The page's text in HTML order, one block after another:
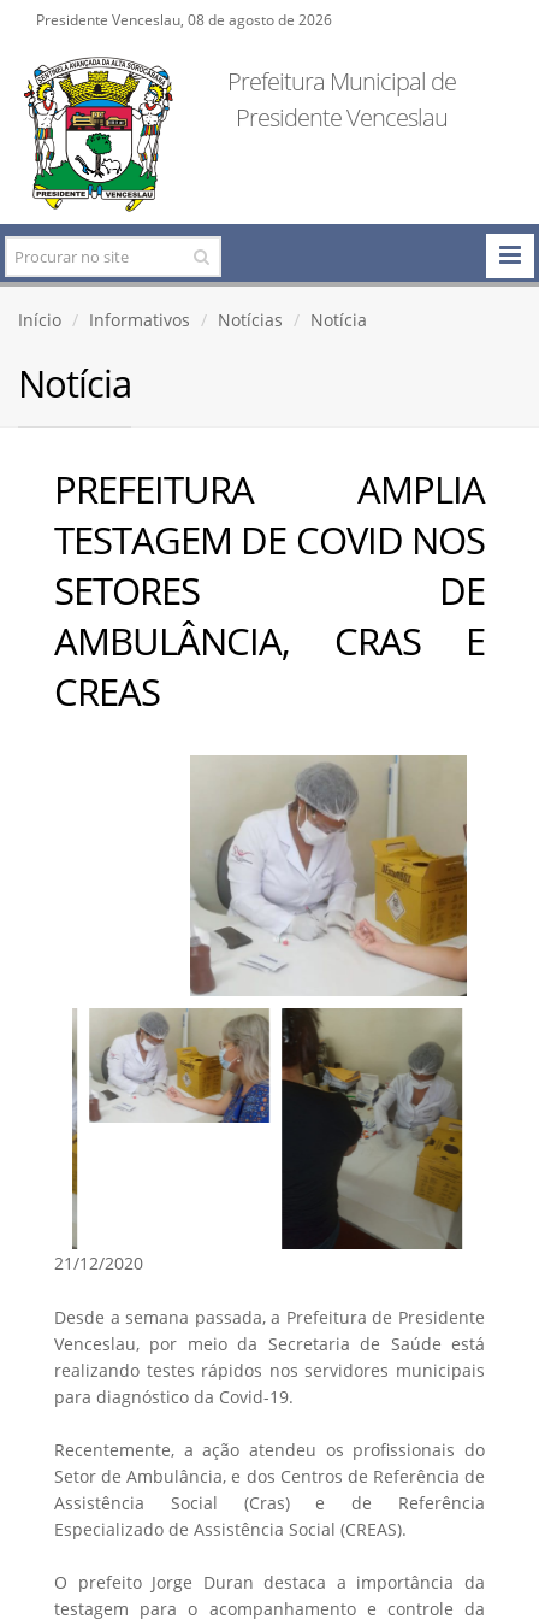
Presidente Venceslau, 08 de agosto de 2026
Prefeitura Municipal de
Presidente Venceslau
Início Informativos Notícias Notícia
Notícia
PREFEITURA AMPLIA
TESTAGEM DE COVID NOS
SETORES DE
AMBULÂNCIA, CRAS E
CREAS
21/12/2020
Desde a semana passada, a Prefeitura de Presidente
Venceslau, por meio da Secretaria de Saúde está
realizando testes rápidos nos servidores municipais
para diagnóstico da Covid-19.
Recentemente, a ação atendeu os profissionais do
Setor de Ambulância, e dos Centros de Referência de
Assistência Social (Cras) e de Referência
Especializado de Assistência Social (CREAS).
O prefeito Jorge Duran destaca a importância da
testagem para o acompanhamento e controle da